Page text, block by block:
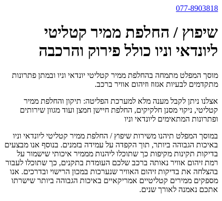
077-8903818
שיפוץ / החלפת ממיר קטליטי
ליונדאי וניו כולל פירוק והרכבה
מוסך המפלט מתמחה בהחלפת ממיר קטליטי יונדאי וניו ובמתן פתרונות
מתקדמים לבעיות אגזוז וזיהום אוויר ברכב.
אצלנו ניתן לקבל מענה מלא למערכת הפליטה: תיקון והחלפת ממיר
קטליטי, ניקוי מסנן חלקיקים, החלפת חיישן חמצן ועוד מגוון שירותים
ופתרונות המתאימים ליונדאי וניו
במוסך המפלט תיהנו משירות שיפוץ / החלפת ממיר קטליטי ליונדאי וניו
באיכות הגבוהה ביותר, תוך הקפדה על עמידה בזמנים. בנוסף אנו מבצעים
בדיקות תקינות מקיפות כך שתוכלו ליהנות מממיר איכותי שישמור על
רמת זיהום אוויר נאותה ברכב שלכם העומדת בתקנים, כך שתוכלו לעבור
בהצלחה את בדיקות זיהום האוויר שנערכות במכון הרישוי ובדרכים. אנו
מספקים ממירים קטליטיים אמריקאיים באיכות הגבוהה ביותר שישרתו
אתכם נאמנה לאורך שנים.